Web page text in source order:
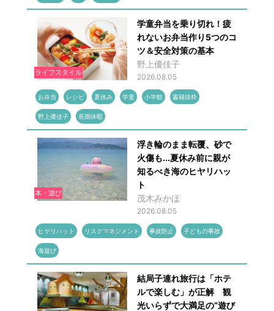
ライフスタイル
学童弁当を乗り切れ！疲
れないお弁当作り5つのコ
ツ＆安全対策の基本
野上優佳子
2026.08.05
お弁当 レシピ 夏休み 学童 小学館 書籍抜粋
野上優佳子 長期休暇
本・遊び
浮き輪のまま転覆、砂で
火傷も...夏休み前に親が
知るべき海のヒヤリハッ
ト
茂木みかほ
2026.08.05
ヒヤリハット リスクマネジメント 事故防止 子どもの事故
海遊び
結局子連れ旅行は「ホテ
ルで楽しむ」が正解 観
光いらずで大満足の“遊び